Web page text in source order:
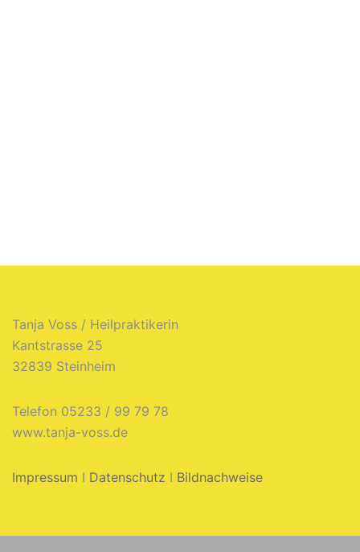
Tanja Voss / Heilpraktikerin
Kantstrasse 25
32839 Steinheim
Telefon 05233 / 99 79 78
www.tanja-voss.de
Impressum I Datenschutz I Bildnachweise